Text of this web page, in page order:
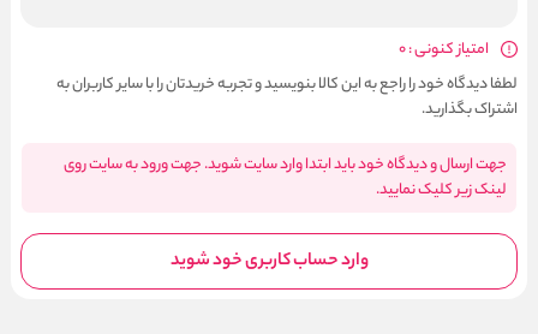
امتیاز کنونی : 0
لطفا دیدگاه خود را راجع به این کالا بنویسید و تجربه خریدتان را با سایر کاربران به
اشتراک بگذارید.
جهت ارسال و دیدگاه خود باید ابتدا وارد سایت شوید. جهت ورود به سایت روی
لینک زیر کلیک نمایید.
وارد حساب کاربری خود شوید